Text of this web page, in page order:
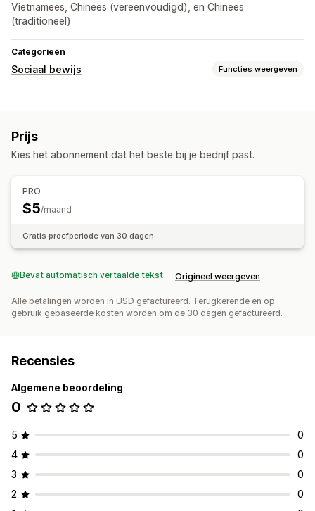
Vietnamees, Chinees (vereenvoudigd), en Chinees
(traditioneel)
Categorieën
Sociaal bewijs Functies weergeven
Weergaveopties
Prijs
Kies het abonnement dat het beste bij je bedrijf past.
PRO
$5/maand
Gratis proefperiode van 30 dagen
Bevat automatisch vertaalde tekst Origineel weergeven
Alle betalingen worden in USD gefactureerd. Terugkerende en op
gebruik gebaseerde kosten worden om de 30 dagen gefactureerd.
Recensies
Algemene beoordeling
0
5
0
4
0
3
0
2
0